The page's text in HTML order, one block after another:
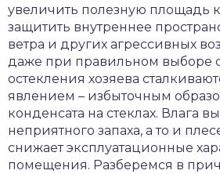
увеличить полезную площадь
защитить внутреннее
ветра и других агрессивных
даже при правильном выборе
остекления хозяева
явлением – избыточным
конденсата на стеклах. Влага
неприятного запаха, а то и
снижает эксплуатационные
помещения. Разберемся в
крыши и кровли
и уход